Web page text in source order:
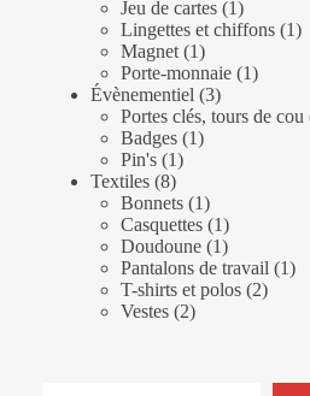
produit
Jeu de cartes 11
produit
Lingettes et chiffons 11
Magnet 11
produit
Porte-monnaie 11
Évènementiel 33
produits
Portes clés, tours de cou
Badges 11
Pin's 11
Textiles 88
produits
Bonnets 11
produit
Casquettes 11
produit
Doudoune 11
produit
Pantalons de travail 11
T-shirts et polos 22
Vestes 22